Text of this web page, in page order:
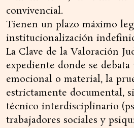
convivencial.
Tienen un plazo máximo
institucionalización
La Clave de la Valoración
expediente donde se debata
emocional o material, la
estrictamente documental,
técnico interdisciplinario
trabajadores sociales y